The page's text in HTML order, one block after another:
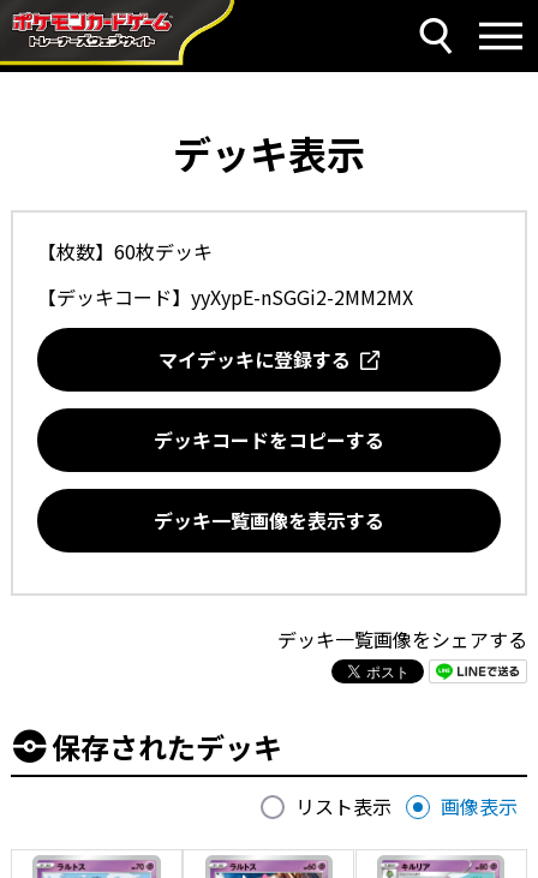
デッキ表示
【枚数】60枚デッキ
【デッキコード】 yyXypE-nSGGi2-2MM2MX
マイデッキに登録する
デッキコードをコピーする
デッキ一覧画像を表示する
デッキ一覧画像をシェアする
保存されたデッキ
リスト表示 画像表示